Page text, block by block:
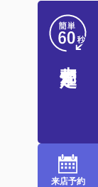
来店予約